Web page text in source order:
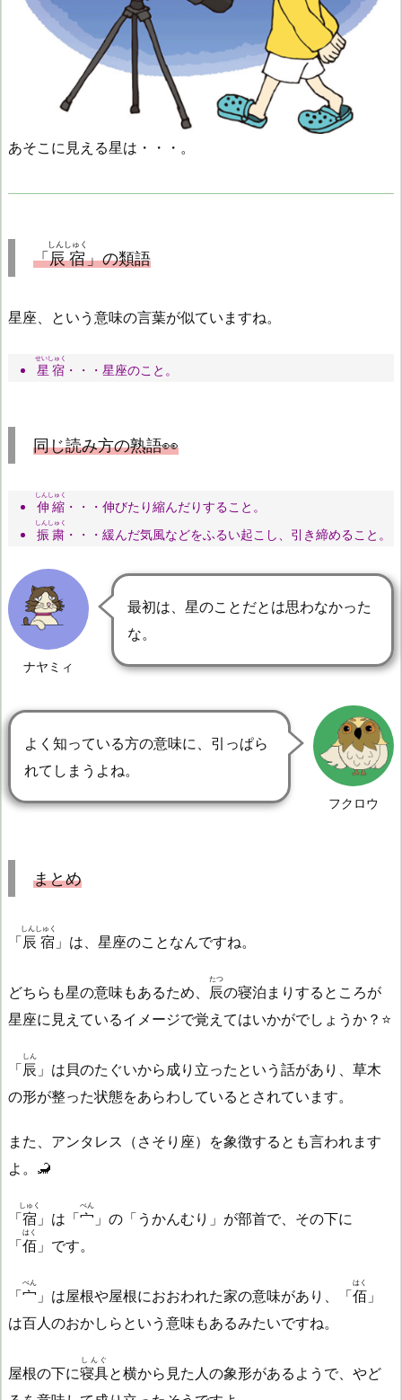
あそこに見える星は・・・。
「辰宿
しんしゅく
」の類語
星座、という意味の言葉が似ていますね。
星宿
せいしゅく
・・・星座のこと。
同じ読み方の熟語👀
伸縮
しんしゅく
・・・伸びたり縮んだりすること。
振粛
しんしゅく
・・・緩んだ気風などをふるい起こし、引き締めること。
ナヤミィ
最初は、星のことだとは思わなかった
な。
フクロウ
よく知っている方の意味に、引っぱら
れてしまうよね。
まとめ
「辰宿
しんしゅく
」は、星座のことなんですね。
どちらも星の意味もあるため、 辰
たつ
の寝泊まりするところが
星座に見えているイメージで覚えてはいかがでしょうか？⭐
「辰
しん
」は貝のたぐいから成り立ったという話があり、草木
の形が整った状態をあらわしているとされています。
また、アンタレス（さそり座）を象徴するとも言われます
よ。🦂
「宿
しゅく
」は「宀
べん
」の「うかんむり」が部首で、その下に
「佰
はく
」です。
「宀
べん
」は屋根や屋根におおわれた家の意味があり、「佰
はく
」
は百人のおかしらという意味もあるみたいですね。
屋根の下に寝具
しんぐ
と横から見た人の象形があるようで、やど